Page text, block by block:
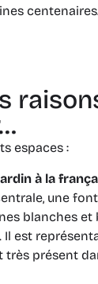
espaces :
à la
une
blanches et
Il est
présent